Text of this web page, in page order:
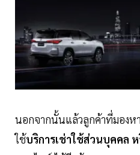
นอกจากนั้นแล้วลูกค้าที่มองห
ใช้บริการเช่าใช้ส่วนบุคคล